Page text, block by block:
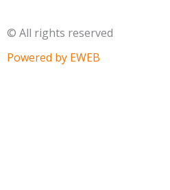
© All rights reserved
Powered by EWEB